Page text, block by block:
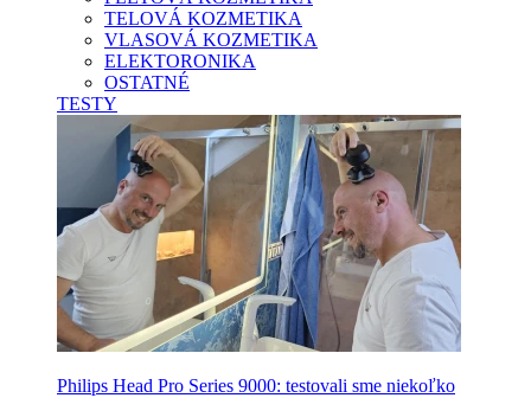
TELOVÁ KOZMETIKA
VLASOVÁ KOZMETIKA
ELEKTORONIKA
OSTATNÉ
TESTY
Philips Head Pro Series 9000: testovali sme niekoľko